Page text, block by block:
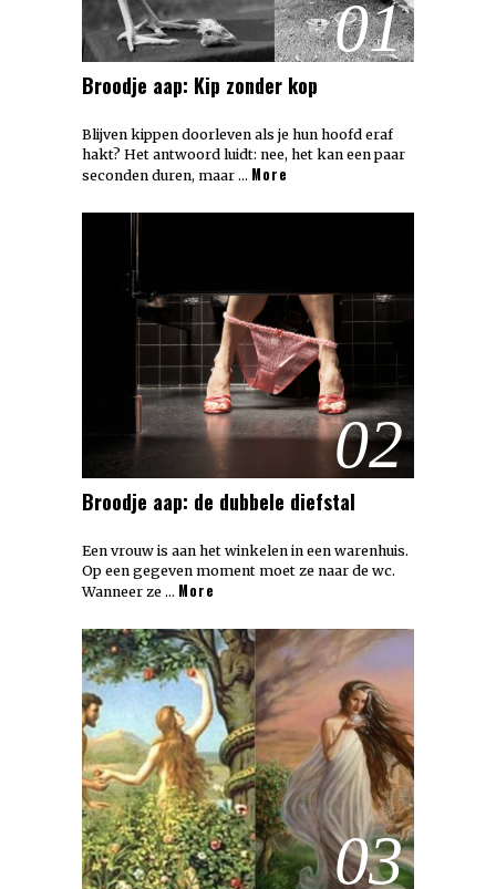
01
Broodje aap: Kip zonder kop
Blijven kippen doorleven als je hun hoofd eraf
hakt? Het antwoord luidt: nee, het kan een paar
seconden duren, maar … More
02
Broodje aap: de dubbele diefstal
Een vrouw is aan het winkelen in een warenhuis.
Op een gegeven moment moet ze naar de wc.
Wanneer ze … More
03